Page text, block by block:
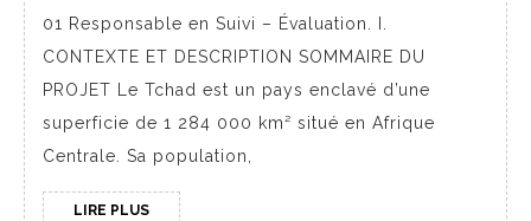
01 Responsable en Suivi – Évaluation. I.
CONTEXTE ET DESCRIPTION SOMMAIRE DU
PROJET Le Tchad est un pays enclavé d’une
superficie de 1 284 000 km² situé en Afrique
Centrale. Sa population,
LIRE PLUS